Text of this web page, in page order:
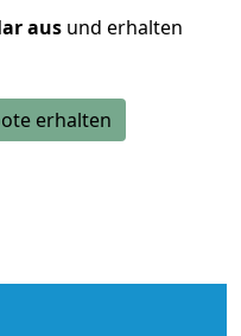
aus und erhalten
erhalten